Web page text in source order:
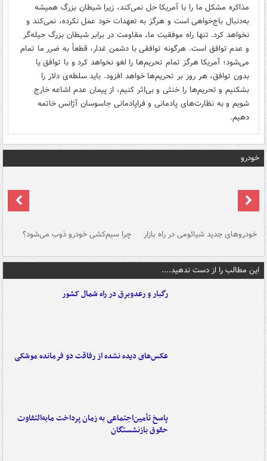
مذاکره مشکل ما را با آمریکا حل نمی‌کند، زیرا شیطان بزرگ همیشه
به‌دنبال باج‌خواهی است و هرگز به تعهدات خود عمل نکرده، نمی‌کند و
نخواهد کرد. تنها راه موفقیت ما، مقاومت در برابر شیطان بزرگ حیله‌گر
و عدم توافق است. هرگونه توافقی با دشمن غدار، قطعاً به ضرر ما تمام
می‌شود؛ آمریکا هرگز تمام تحریم‌ها را لغو نخواهد کرد و با توافق یا
بدون توافق، هر روز بر تحریم‌ها خواهد افزود. باید سلطه‌ی دلار را
بشکنیم و تحریم‌ها را خنثی و بی‌اثر کنیم، از پیمان عدم اشاعه خارج
شویم و به نظارت‌های پادمانی و فراپادمانی جاسوسان آژانس خاتمه
دهیم.
خودرو
خودروهای جدید شیائومی در راه بازار چرا سیم‌کشی خودرو ذوب می‌شود؟
این مطالب را از دست ندهید....
رگبار و رعدوبرق در راه شمال کشور
عکس‌های دیده نشده از رفاقت دو فرمانده‌ موشکی
پاسخ تأمین‌اجتماعی به زمان پرداخت مابه‌التفاوت
حقوق بازنشستگان